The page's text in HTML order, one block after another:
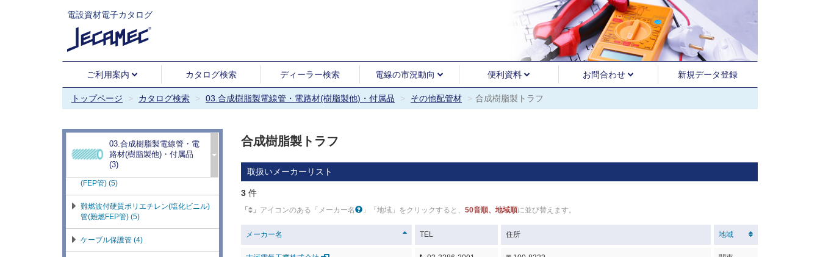
電設資材電子カタログ
ご利用案内 カタログ検索 ディーラー検索 電線の市況動向 便利資料 お問合わせ 新規データ登録
トップページ カタログ検索 03.合成樹脂製電線管・電路材(樹脂製他)・付属品 その他配管材 合成樹脂製トラフ
合成樹脂製トラフ
取扱いメーカーリスト
3件
「 」 アイコンのある「メーカー名 」「地域」をクリックすると、 50音順、地域順に並び替えます。
メーカー名 TEL 住所 地域
03.合成樹脂製電線管・電
路材(樹脂製他)・付属品
(3)
耐衝撃性硬質塩化ビニル電線管(HIVE)・
合成樹脂製可とう電線管 (5)
環境調和型可とう電線管・付属品 (2)
樹脂ボックス (3)
(FEP管) (5)
難燃波付硬質ポリエチレン(塩化ビニル)
管(難燃FEP管) (5)
ケーブル保護管 (4)